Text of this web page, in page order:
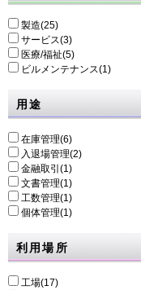
製造(25)
サービス(3)
医療/福祉(5)
ビルメンテナンス(1)
用途
在庫管理(6)
入退場管理(2)
金融取引(1)
文書管理(1)
工数管理(1)
個体管理(1)
利用場所
工場(17)